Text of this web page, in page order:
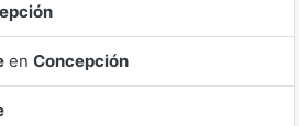
en Concepción